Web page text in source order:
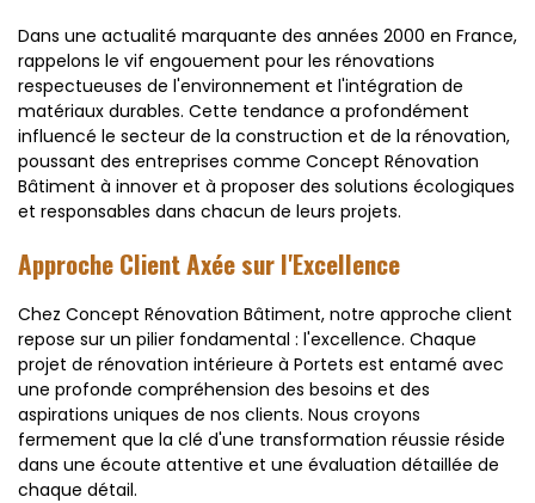
Dans une actualité marquante des années 2000 en France,
rappelons le vif engouement pour les rénovations
respectueuses de l'environnement et l'intégration de
matériaux durables. Cette tendance a profondément
influencé le secteur de la construction et de la rénovation,
poussant des entreprises comme Concept Rénovation
Bâtiment à innover et à proposer des solutions écologiques
et responsables dans chacun de leurs projets.
Approche Client Axée sur l'Excellence
Chez Concept Rénovation Bâtiment, notre approche client
repose sur un pilier fondamental : l'excellence. Chaque
projet de rénovation intérieure à Portets est entamé avec
une profonde compréhension des besoins et des
aspirations uniques de nos clients. Nous croyons
fermement que la clé d'une transformation réussie réside
dans une écoute attentive et une évaluation détaillée de
chaque détail.